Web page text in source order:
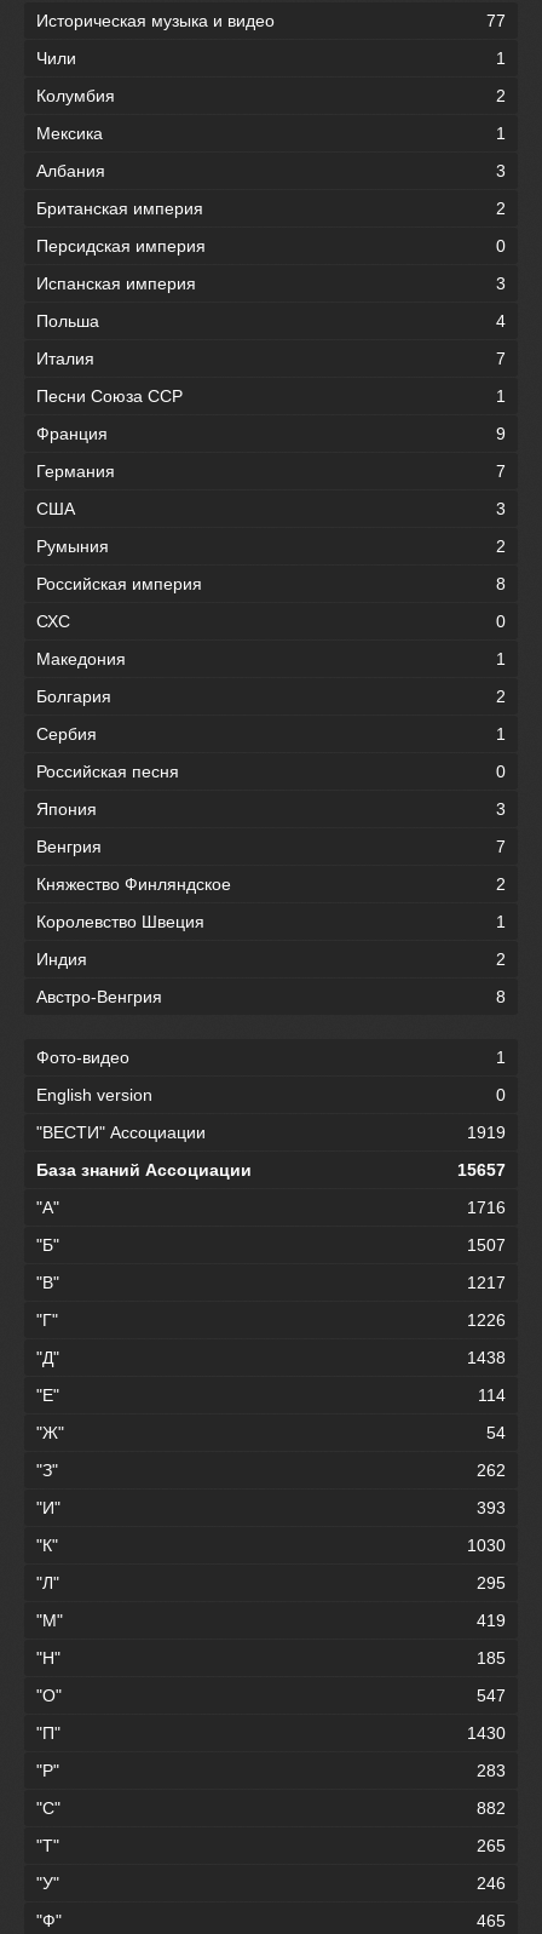
Историческая музыка и видео
77
Чили
1
Колумбия
2
Мексика
1
Албания
3
Британская империя
2
Персидская империя
0
Испанская империя
3
Польша
4
Италия
7
Песни Союза ССР
1
Франция
9
Германия
7
США
3
Румыния
2
Российская империя
8
СХС
0
Македония
1
Болгария
2
Сербия
1
Российская песня
0
Япония
3
Венгрия
7
Княжество Финляндское
2
Королевство Швеция
1
Индия
2
Австро-Венгрия
8
Фото-видео
1
English version
0
"ВЕСТИ" Ассоциации
1919
База знаний Ассоциации
15657
"А"
1716
"Б"
1507
"В"
1217
"Г"
1226
"Д"
1438
"Е"
114
"Ж"
54
"З"
262
"И"
393
"К"
1030
"Л"
295
"М"
419
"Н"
185
"О"
547
"П"
1430
"Р"
283
"С"
882
"Т"
265
"У"
246
"Ф"
465